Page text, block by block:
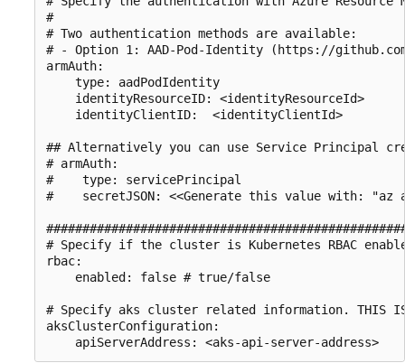
#
# Two authentication methods are available:
# - Option 1: AAD-Pod-Identity (https://
armAuth:
    type: aadPodIdentity
    identityResourceID: <identityResourceId>
    identityClientID:  <identityClientId>
## Alternatively you can use Service Principal
# armAuth:
#    type: servicePrincipal
#    secretJSON: <<Generate this value with:
# Specify if the cluster is Kubernetes RBAC
rbac:
    enabled: false # true/false
# Specify aks cluster related information. THIS IS
aksClusterConfiguration: